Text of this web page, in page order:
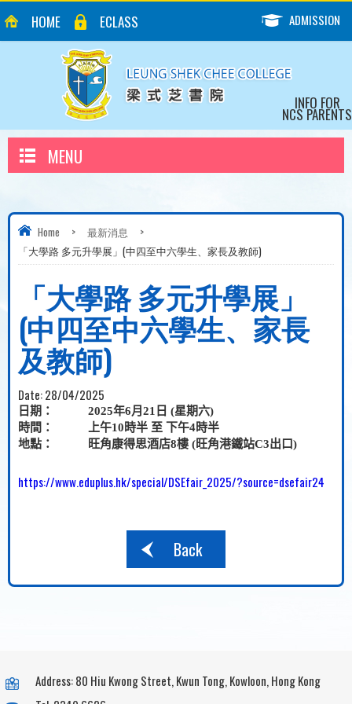
HOME ECLASS ADMISSION
INFO FOR
NCS PARENTS
MENU
Home > 最新消息
>
「大學路 多元升學展」(中四至中六學生、家長及教師)
「大學路 多元升學展」
(中四至中六學生、家長
及教師)
Date:28/04/2025
日期： 2025年6月21 日 (星期六)
時間：
上午10時半 至 下午4時半
地點：
旺角康得思酒店8樓 (旺角港鐵站C3出口)
https://www.eduplus.hk/special/DSEfair_2025/?source=dsefair24
Back
Address: 80 Hiu Kwong Street, Kwun Tong, Kowloon, Hong Kong